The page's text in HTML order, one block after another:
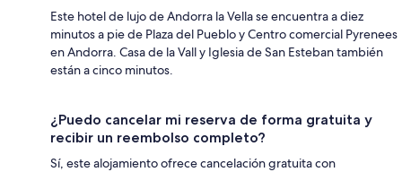
Este hotel de lujo de Andorra la Vella se encuentra a diez
minutos a pie de Plaza del Pueblo y Centro comercial Pyrenees
en Andorra. Casa de la Vall y Iglesia de San Esteban también
están a cinco minutos.
¿Puedo cancelar mi reserva de forma gratuita y
recibir un reembolso completo?
Sí, este alojamiento ofrece cancelación gratuita con